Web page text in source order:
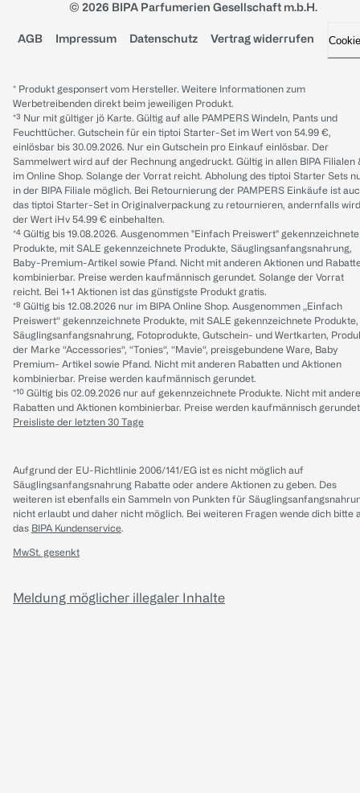
© 2026 BIPA Parfumerien Gesellschaft m.b.H.
AGB Impressum Datenschutz Vertrag widerrufen
* Produkt gesponsert vom Hersteller. Weitere Informationen zum
Werbetreibenden direkt beim jeweiligen Produkt.
*³ Nur mit gültiger jö Karte. Gültig auf alle PAMPERS Windeln, Pants und
Feuchttücher. Gutschein für ein tiptoi Starter-Set im Wert von 54.99 €,
einlösbar bis 30.09.2026. Nur ein Gutschein pro Einkauf einlösbar. Der
Sammelwert wird auf der Rechnung angedruckt. Gültig in allen BIPA Filialen
im Online Shop. Solange der Vorrat reicht. Abholung des tiptoi Starter Sets
in der BIPA Filiale möglich. Bei Retournierung der PAMPERS Einkäufe ist
das tiptoi Starter-Set in Originalverpackung zu retournieren, andernfalls wird
der Wert iHv 54.99 € einbehalten.
*⁴ Gültig bis 19.08.2026. Ausgenommen "Einfach Preiswert" gekennzeichnete
Produkte, mit SALE gekennzeichnete Produkte, Säuglingsanfangsnahrung,
Baby-Premium-Artikel sowie Pfand. Nicht mit anderen Aktionen und
kombinierbar. Preise werden kaufmännisch gerundet. Solange der Vorrat
reicht. Bei 1+1 Aktionen ist das günstigste Produkt gratis.
*⁸ Gültig bis 12.08.2026 nur im BIPA Online Shop. Ausgenommen „Einfach
Preiswert“ gekennzeichnete Produkte, mit SALE gekennzeichnete Produkte,
Säuglingsanfangsnahrung, Fotoprodukte, Gutschein- und Wertkarten,
der Marke “Accessories“, “Tonies“, “Mavie“, preisgebundene Ware, Baby
Premium- Artikel sowie Pfand. Nicht mit anderen Rabatten und Aktionen
kombinierbar. Preise werden kaufmännisch gerundet.
*¹⁰ Gültig bis 02.09.2026 nur auf gekennzeichnete Produkte. Nicht mit
Rabatten und Aktionen kombinierbar. Preise werden kaufmännisch
Preisliste der letzten 30 Tage
Aufgrund der EU-Richtlinie 2006/141/EG ist es nicht möglich auf
Säuglingsanfangsnahrung Rabatte oder andere Aktionen zu geben. Des
weiteren ist ebenfalls ein Sammeln von Punkten für
nicht erlaubt und daher nicht möglich. Bei weiteren Fragen wende dich bitte
das BIPA Kundenservice.
MwSt. gesenkt
Meldung möglicher illegaler Inhalte